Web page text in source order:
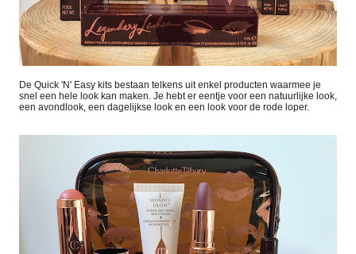
De Quick 'N' Easy kits bestaan telkens uit enkel producten waarmee je
snel een hele look kan maken. Je hebt er eentje voor een natuurlijke look,
een avondlook, een dagelijkse look en een look voor de rode loper.